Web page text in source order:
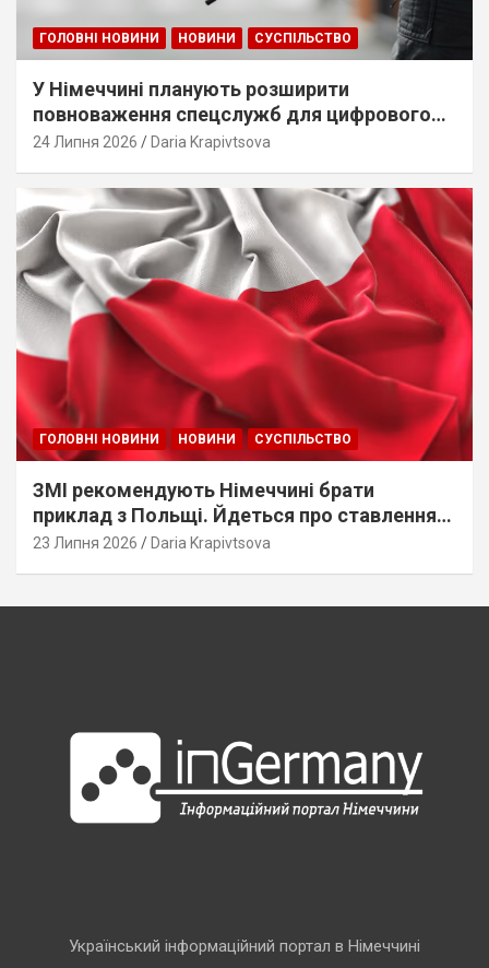
ГОЛОВНІ НОВИНИ НОВИНИ СУСПІЛЬСТВО
У Німеччині планують розширити
повноваження спецслужб для цифрового
стеження
24 Липня 2026 Daria Krapivtsova
ГОЛОВНІ НОВИНИ НОВИНИ СУСПІЛЬСТВО
ЗМІ рекомендують Німеччині брати
приклад з Польщі. Йдеться про ставлення
до українців
23 Липня 2026 Daria Krapivtsova
Український інформаційний портал в Німеччині